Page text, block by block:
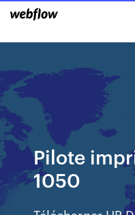
Pilote
1050